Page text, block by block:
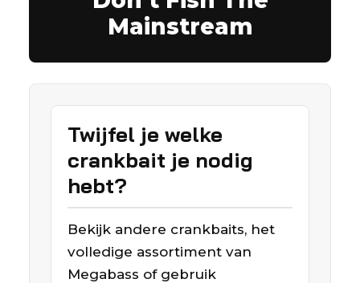
Mainstream
Twijfel je welke
crankbait je nodig
hebt?
Bekijk andere crankbaits, het
volledige assortiment van
Megabass of gebruik